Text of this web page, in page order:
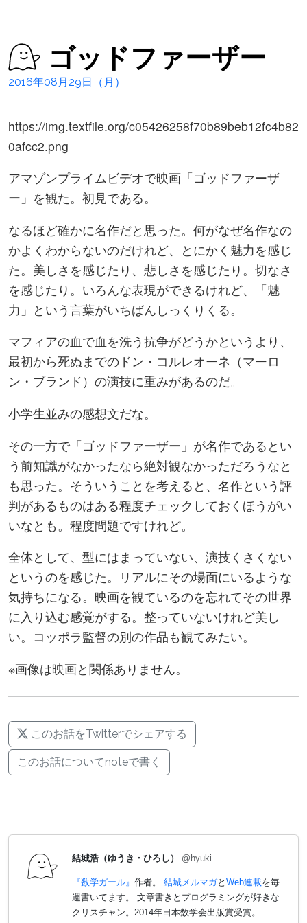
ゴッドファーザー
2016年08月29日（月）
https://img.textfile.org/c05426258f70b89beb12fc4b82
0afcc2.png
アマゾンプライムビデオで映画「ゴッドファーザ
ー」を観た。初見である。
なるほど確かに名作だと思った。何がなぜ名作なの
かよくわからないのだけれど、とにかく魅力を感じ
た。美しさを感じたり、悲しさを感じたり。切なさ
を感じたり。いろんな表現ができるけれど、「魅
力」という言葉がいちばんしっくりくる。
マフィアの血で血を洗う抗争がどうかというより、
最初から死ぬまでのドン・コルレオーネ（マーロ
ン・ブランド）の演技に重みがあるのだ。
小学生並みの感想文だな。
その一方で「ゴッドファーザー」が名作であるとい
う前知識がなかったなら絶対観なかっただろうなと
も思った。そういうことを考えると、名作という評
判があるものはある程度チェックしておくほうがい
いなとも。程度問題ですけれど。
全体として、型にはまっていない、演技くさくない
というのを感じた。リアルにその場面にいるような
気持ちになる。映画を観ているのを忘れてその世界
に入り込む感覚がする。整っていないけれど美し
い。コッポラ監督の別の作品も観てみたい。
※画像は映画と関係ありません。
このお話をTwitterでシェアする
このお話についてnoteで書く
結城浩（ゆうき・ひろし） @hyuki
『数学ガール』 作者。 結城メルマガと Web連載を毎
週書いてます。 文章書きとプログラミングが好きな
クリスチャン。2014年日本数学会出版賞受賞。